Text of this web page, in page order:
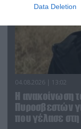
Data Deletion
04.08.2026 | 13:02
Η ανακοίνωση
Πυροσβεστών
που γέλασε